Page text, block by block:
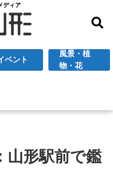
ディア
ベント
風景・植
物・花
山形駅前で鑑